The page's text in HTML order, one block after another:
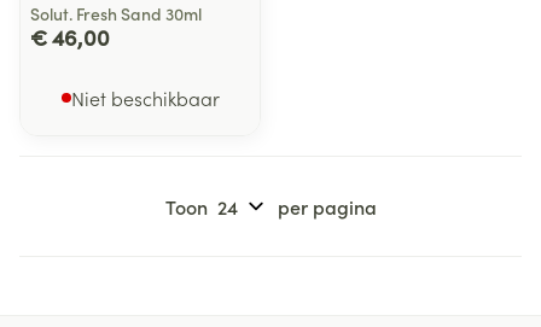
Solut. Fresh Sand 30ml
€ 46,00
Niet beschikbaar
Toon per pagina